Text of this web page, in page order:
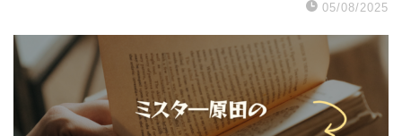
05/08/2025